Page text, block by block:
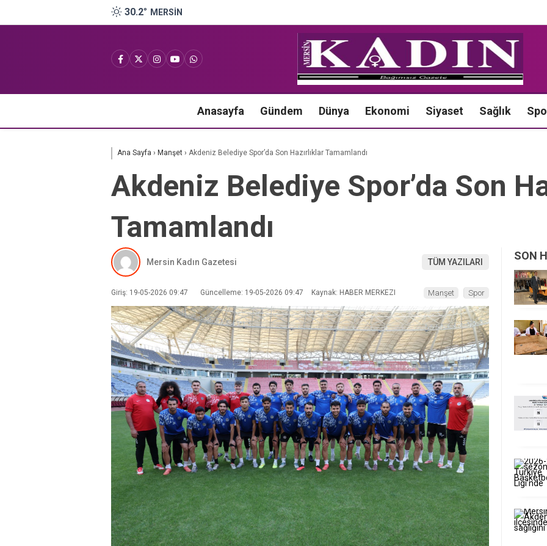
30.2° MERSIN
Anasayfa Gündem Dünya Ekonomi Siyaset Sağlık
Ana Sayfa › Manşet › Akdeniz Belediye Spor’da Son Hazırlıklar Tamamlandı
Akdeniz Belediye Spor’da Son
Tamamlandı
Mersin Kadın Gazetesi TÜM YAZILARI
Giriş: 19-05-2026 09:47 Güncelleme: 19-05-2026 09:47 Kaynak: HABER MERKEZI Manşet Spor
SON